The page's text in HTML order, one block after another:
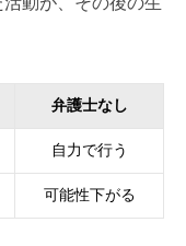
弁護士なし
自力で行う
可能性下がる